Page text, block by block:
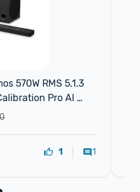
570W RMS 5.1.3
Pro AI
Orchestra
1 1